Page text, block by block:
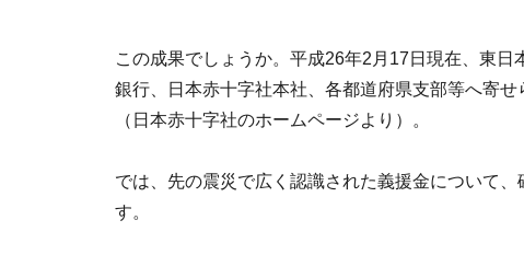
この成果でしょうか。平成26年2月17日現在、東
銀行、日本赤十字社本社、各都道府県支部等へ寄
（日本赤十字社のホームページより）。
では、先の震災で広く認識された義援金について
す。